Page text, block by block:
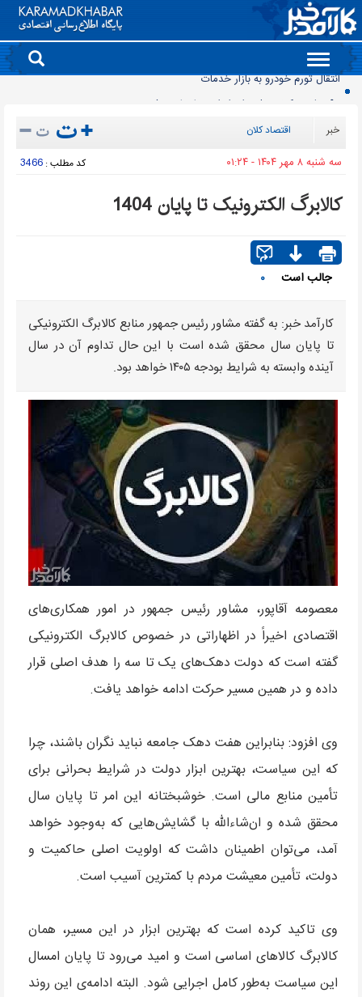
Toggle
navigation
معمای قیمت سکه امامی و بهار آزادی در دادگاه خانواده
آخرین وضعیت سدهای تهران اعلام شد
حذف و بازگشت دوباره تلگرام به فروشگاه برنامه اپل
موتورسیکلت‌های برقی مشتری ندارند/ کمبود زیرساخت یا بی‌میلی مردم؟
سدهای مهم کشور چقدر آب دارند؟
جمعیت ایران از ۸۷ میلیون نفر عبور کرد
انتقال تورم خودرو به بازار خدمات
خبر اقتصاد کلان
سه شنبه ۸ مهر ۱۴۰۴ - ۰۱:۲۴ کد مطلب : 3466
کالابرگ الکترونیک تا پایان 1404
جالب است ۰
کارآمد خبر: به گفته مشاور رئیس جمهور منابع کالابرگ الکترونیکی
تا پایان سال محقق شده است با این حال تداوم آن در سال
آینده وابسته به شرایط بودجه ۱۴۰۵ خواهد بود.
معصومه آقاپور، مشاور رئیس جمهور در امور همکاری‌های
اقتصادی اخیراً در اظهاراتی در خصوص کالابرگ الکترونیکی
گفته است که دولت دهک‌های یک تا سه را هدف اصلی قرار
داده و در همین مسیر حرکت ادامه خواهد یافت.
وی افزود: بنابراین هفت دهک جامعه نباید نگران باشند، چرا
که این سیاست، بهترین ابزار دولت در شرایط بحرانی برای
تأمین منابع مالی است. خوشبختانه این امر تا پایان سال
محقق شده و ان‌شاءالله با گشایش‌هایی که به‌وجود خواهد
آمد، می‌توان اطمینان داشت که اولویت اصلی حاکمیت و
دولت، تأمین معیشت مردم با کمترین آسیب است.
وی تاکید کرده است که بهترین ابزار در این مسیر، همان
کالابرگ کالاهای اساسی است و امید می‌رود تا پایان امسال
این سیاست به‌طور کامل اجرایی شود. البته ادامه‌ی این روند